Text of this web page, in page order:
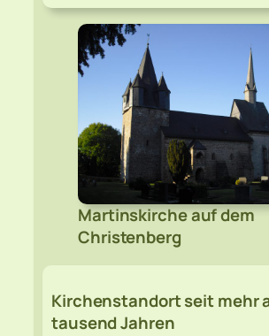
Martinskirche auf dem
Christenberg
Kirchenstandort seit mehr
tausend Jahren